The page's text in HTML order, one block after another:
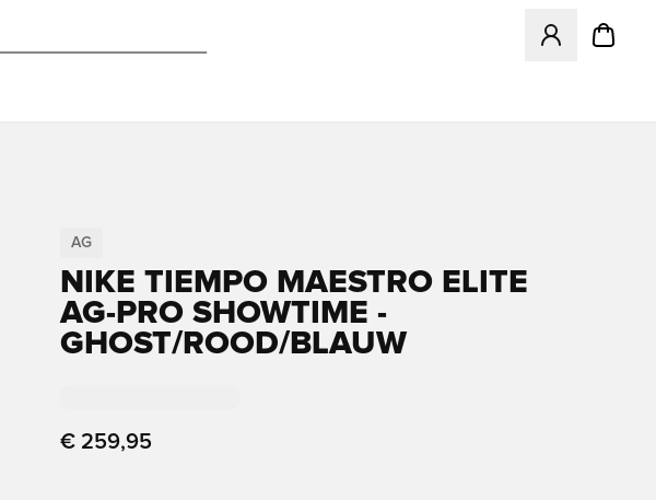
Opent een
AG
NIKE TIEMPO MAESTRO ELITE
AG-PRO SHOWTIME -
GHOST/ROOD/BLAUW
€ 259,95